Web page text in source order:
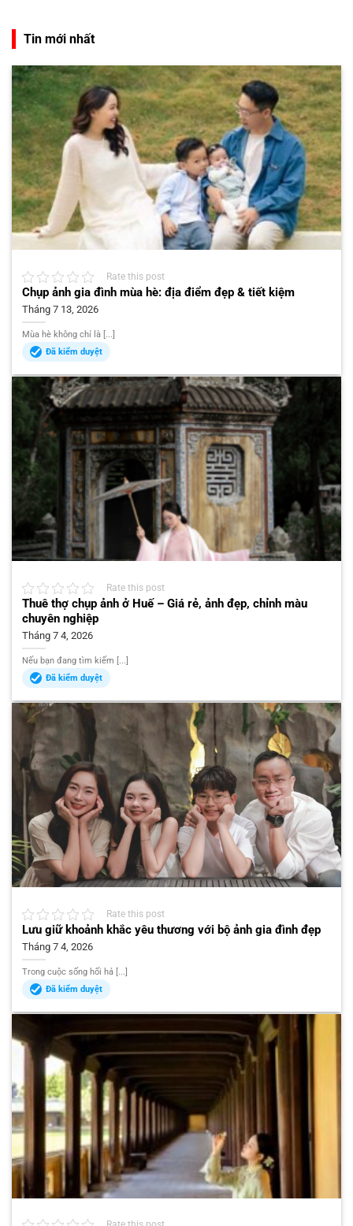
Tin mới nhất
Rate this post
Chụp ảnh gia đình mùa hè: địa điểm đẹp & tiết kiệm
Tháng 7 13, 2026
Mùa hè không chỉ là [...]
Đã kiểm duyệt
Rate this post
Thuê thợ chụp ảnh ở Huế – Giá rẻ, ảnh đẹp, chỉnh màu
chuyên nghiệp
Tháng 7 4, 2026
Nếu bạn đang tìm kiếm [...]
Đã kiểm duyệt
Rate this post
Lưu giữ khoảnh khắc yêu thương với bộ ảnh gia đình đẹp
Tháng 7 4, 2026
Trong cuộc sống hối hả [...]
Đã kiểm duyệt